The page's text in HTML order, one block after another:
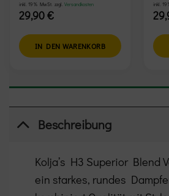
inkl. 19 % MwSt. zzgl. Versandkosten
29,90€
IN DEN WARENKORB
inkl. 19
Beschreibung
Kolja’s H3 Superior Blend
ein starkes, rundes